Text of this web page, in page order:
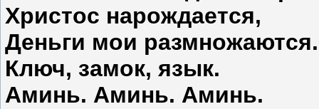
Христос нарождается,
Деньги мои размножаются.
Ключ, замок, язык.
Аминь. Аминь. Аминь.